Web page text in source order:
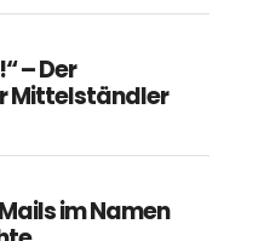
– Der
Mittelständler
im Namen